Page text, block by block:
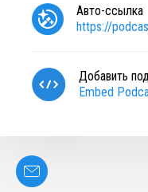
Авто-ссылка
https://
Добавить
Embed